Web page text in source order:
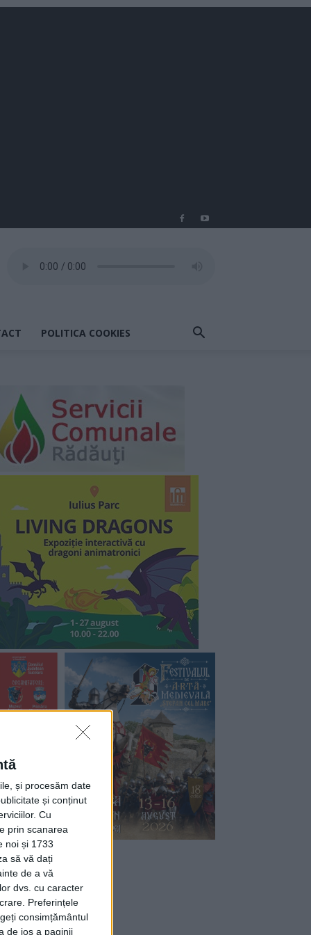
și procesăm date
și conținut
Cu
prin scanarea
noi și 1733
să vă dați
de a vă
dvs. cu caracter
Preferințele
consimțământul
de jos a paginii
POLITICA COOKIES